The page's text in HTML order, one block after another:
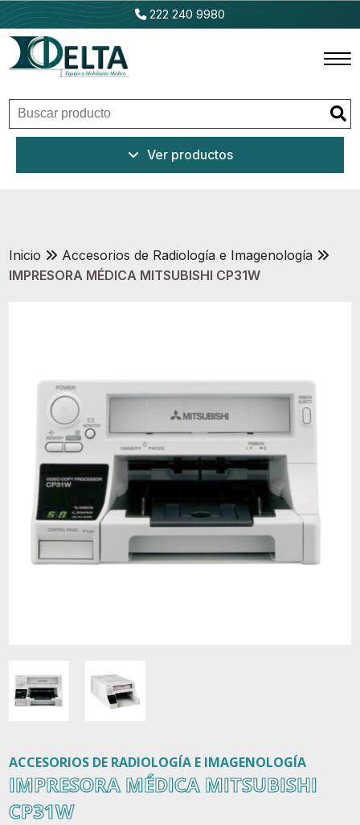
222 240 9980
Inicio
Outlet
Contacto
Ver productos
Inicio
Accesorios de Radiología e Imagenología
IMPRESORA MÉDICA MITSUBISHI CP31W
ACCESORIOS DE RADIOLOGÍA E IMAGENOLOGÍA
IMPRESORA MÉDICA MITSUBISHI
CP31W